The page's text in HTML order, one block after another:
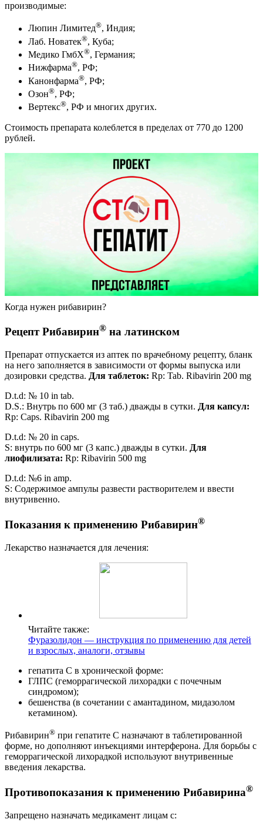
производимые:
Люпин Лимитед®, Индия;
Лаб. Новатек®, Куба;
Медико ГмбХ®, Германия;
Нижфарма®, РФ;
Канонфарма®, РФ;
Озон®, РФ;
Вертекс®, РФ и многих других.
Стоимость препарата колеблется в пределах от 770 до 1200
рублей.
Когда нужен рибавирин?
Рецепт Рибавирин® на латинском
Препарат отпускается из аптек по врачебному рецепту, бланк
на него заполняется в зависимости от формы выпуска или
дозировки средства. Для таблеток: Rp: Tab. Ribavirin 200 mg
D.t.d: № 10 in tab.
D.S.: Внутрь по 600 мг (3 таб.) дважды в сутки. Для капсул:
Rp: Caps. Ribavirin 200 mg
D.t.d: № 20 in caps.
S: внутрь по 600 мг (3 капс.) дважды в сутки. Для
лиофилизата: Rp: Ribavirin 500 mg
D.t.d: №6 in amp.
S: Содержимое ампулы развести растворителем и ввести
внутривенно.
Показания к применению Рибавирин®
Лекарство назначается для лечения:
Читайте также:
Фуразолидон — инструкция по применению для детей
и взрослых, аналоги, отзывы
гепатита С в хронической форме:
ГЛПС (геморрагической лихорадки с почечным
синдромом);
бешенства (в сочетании с амантадином, мидазолом
кетамином).
Рибавирин® при гепатите С назначают в таблетированной
форме, но дополняют инъекциями интерферона. Для борьбы с
геморрагической лихорадкой используют внутривенные
введения лекарства.
Противопоказания к применению Рибавирина®
Запрещено назначать медикамент лицам с: